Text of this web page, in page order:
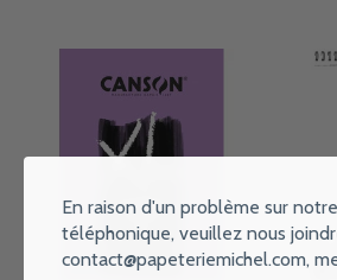
En raison d'un problème sur
téléphonique, veuillez nous
contact@papeteriemichel.com,